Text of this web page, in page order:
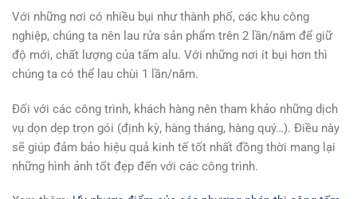
Với những nơi có nhiều bụi như thành phố, các khu công
nghiệp, chúng ta nên lau rửa sản phẩm trên 2 lần/năm để giữ
độ mới, chất lượng của tấm alu. Với những nơi ít bụi hơn thì
chúng ta có thể lau chùi 1 lần/năm.
Đối với các công trình, khách hàng nên tham khảo những dịch
vụ dọn dẹp trọn gói (định kỳ, hàng tháng, hàng quý…). Điều này
sẽ giúp đảm bảo hiệu quả kinh tế tốt nhất đồng thời mang lại
những hình ảnh tốt đẹp đến với các công trình.